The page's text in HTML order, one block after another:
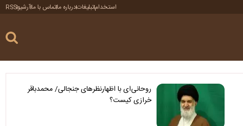
استخدامتبلیغاتدرباره ماتماس با ماآرشیوRSS
روحانی‌ای با اظهارنظرهای جنجالی/ محمدباقر
خرازی کیست؟